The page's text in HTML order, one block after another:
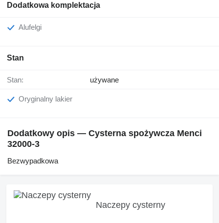
Dodatkowa komplektacja
Alufelgi
Stan
Stan: używane
Oryginalny lakier
Dodatkowy opis — Cysterna spożywcza Menci
32000-3
Bezwypadkowa
Naczepy cysterny